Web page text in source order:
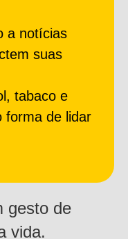
a notícias
suas
tabaco e
forma de lidar
gesto de
vida.